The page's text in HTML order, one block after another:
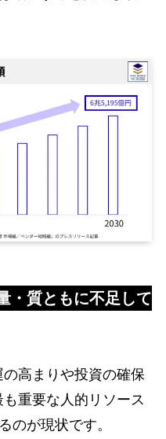
・質ともに不足して
高まりや投資の確保
重要な人的リソース
のが現状です。